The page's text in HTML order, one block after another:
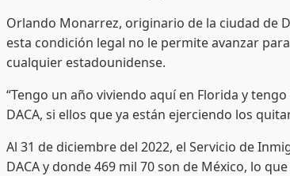
Orlando Monarrez, originario de la ciudad de
esta condición legal no le permite avanzar
cualquier estadounidense.
“Tengo un año viviendo aquí en Florida y
DACA, si ellos que ya están ejerciendo los
Al 31 de diciembre del 2022, el Servicio de
DACA y donde 469 mil 70 son de México, lo